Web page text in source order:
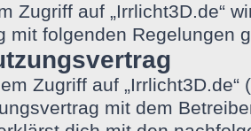
Zugriff auf „Irrlicht3D.de“
mit folgenden Regelungen
Zugriff auf
mit dem